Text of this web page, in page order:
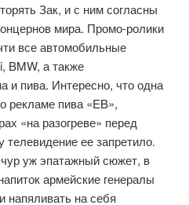
Зак, и с ним согласны
мира. Промо-ролики
все автомобильные
BMW, а также
и пива. Интересно, что одна
рекламе пива «EB»,
«на разогреве» перед
ее запретило.
уж эпатажный сюжет, в
армейские генералы
напяливать на себя